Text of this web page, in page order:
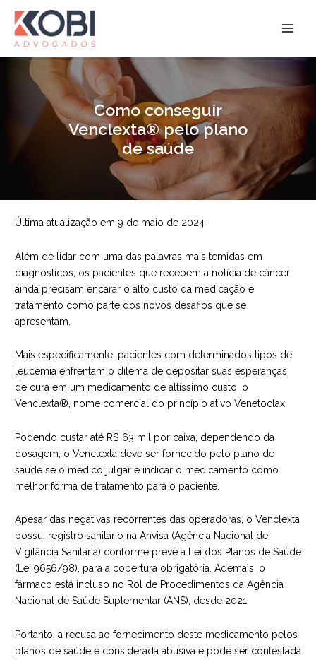
para
conteúdo
Como conseguir
Venclexta® pelo plano
de saúde
Última atualização em 9 de maio de 2024
Além de lidar com uma das palavras mais temidas em
diagnósticos, os pacientes que recebem a notícia de câncer
ainda precisam encarar o alto custo da medicação e
tratamento como parte dos novos desafios que se
apresentam.
Mais especificamente, pacientes com determinados tipos de
leucemia enfrentam o dilema de depositar suas esperanças
de cura em um medicamento de altíssimo custo, o
Venclexta®, nome comercial do princípio ativo Venetoclax.
Podendo custar até R$ 63 mil por caixa, dependendo da
dosagem, o Venclexta deve ser fornecido pelo plano de
saúde se o médico julgar e indicar o medicamento como
melhor forma de tratamento para o paciente.
Apesar das negativas recorrentes das operadoras, o Venclexta
possui registro sanitário na Anvisa (Agência Nacional de
Vigilância Sanitária) conforme prevê a Lei dos Planos de Saúde
(Lei 9656/98), para a cobertura obrigatória. Ademais, o
fármaco está incluso no Rol de Procedimentos da Agência
Nacional de Saúde Suplementar (ANS), desde 2021.
Portanto, a recusa ao fornecimento deste medicamento pelos
planos de saúde é considerada abusiva e pode ser contestada